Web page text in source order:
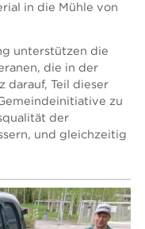
in die Mühle von
unterstützen die
die in der
darauf, Teil dieser
zu
der
und gleichzeitig